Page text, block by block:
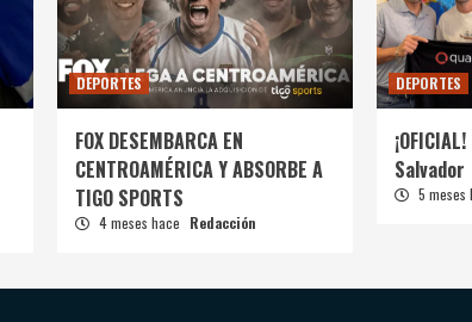
DEPORTES
FOX DESEMBARCA EN
CENTROAMÉRICA Y ABSORBE A
TIGO SPORTS
4 meses hace Redacción
DEPORTES
Salvador
5